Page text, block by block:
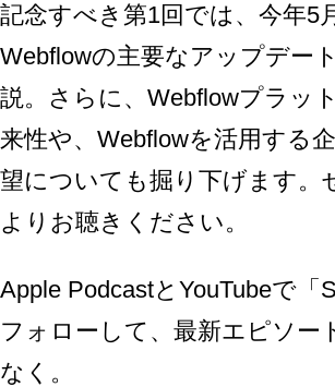
記念すべき第1回では、今年5
Webflowの主要なアップデー
説。さらに、Webflowプラッ
来性や、Webflowを活用する
望についても掘り下げます。
よりお聴きください。
Apple PodcastとYouTubeで「
フォローして、最新エピソー
なく。